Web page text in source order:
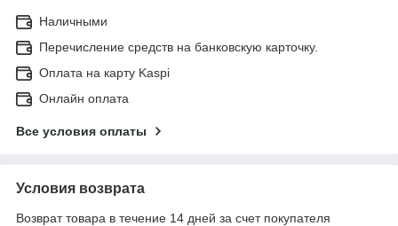
Наличными
Перечисление средств на банковскую карточку.
Оплата на карту Kaspi
Онлайн оплата
Все условия оплаты
Условия возврата
Возврат товара в течение 14 дней за счет покупателя